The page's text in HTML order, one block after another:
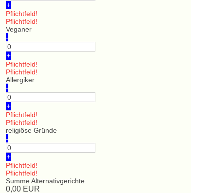
+
Pflichtfeld!
Pflichtfeld!
Veganer
-
+
Pflichtfeld!
Pflichtfeld!
Allergiker
-
+
Pflichtfeld!
Pflichtfeld!
religiöse Gründe
-
+
Pflichtfeld!
Pflichtfeld!
Summe Alternativgerichte
0,00EUR